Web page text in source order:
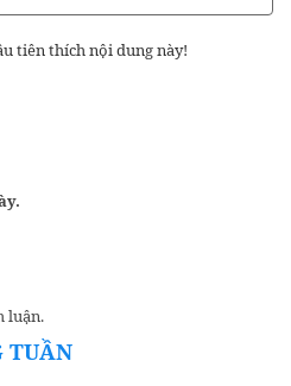
tiên thích nội dung này!
luận.
TUẦN